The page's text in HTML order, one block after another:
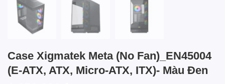
Case Xigmatek Meta (No Fan)_EN45004
(E-ATX, ATX, Micro-ATX, ITX)- Màu Đen